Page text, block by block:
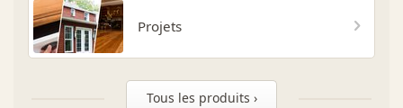
Projets
Tous les produits ›